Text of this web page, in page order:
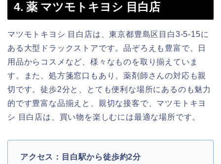
4. 薬 マツモトキヨシ 目白店
マツモトキヨシ 目白店は、東京都豊島区目白3-5-15に
ある大型ドラックストアです。品ぞろえも豊富で、日
用品からコスメなど、様々なものを取り揃えていま
す。また、処方箋窓口もあり、薬剤師さんの対応も親
切です。徒歩2分と、とても便利な場所にあるのも魅力
的です豊富な品揃えと、親切な接客で、マツモトキヨ
シ 目白店は、買い物を楽しむには最適な場所です。
アクセス：目白駅から徒歩約2分